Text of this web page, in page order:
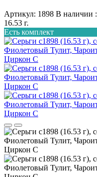
Артикул: 1898 В наличии
16.53 г.
Есть комплект